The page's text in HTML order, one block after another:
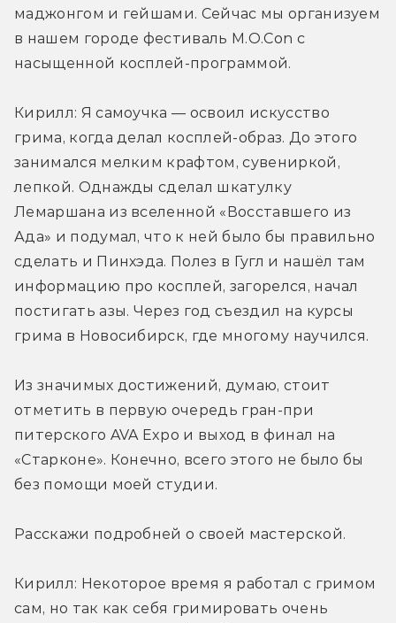
маджонгом и гейшами. Сейчас мы организуем
в нашем городе фестиваль M.O.Con с
насыщенной косплей-программой.
Кирилл: Я самоучка — освоил искусство
грима, когда делал косплей-образ. До этого
занимался мелким крафтом, сувениркой,
лепкой. Однажды сделал шкатулку
Лемаршана из вселенной «Восставшего из
Ада» и подумал, что к ней было бы правильно
сделать и Пинхэда. Полез в Гугл и нашёл там
информацию про косплей, загорелся, начал
постигать азы. Через год съездил на курсы
грима в Новосибирск, где многому научился.
Из значимых достижений, думаю, стоит
отметить в первую очередь гран-при
питерского AVA Expo и выход в финал на
«Старконе». Конечно, всего этого не было бы
без помощи моей студии.
Расскажи подробней о своей мастерской.
Кирилл: Некоторое время я работал с гримом
сам, но так как себя гримировать очень